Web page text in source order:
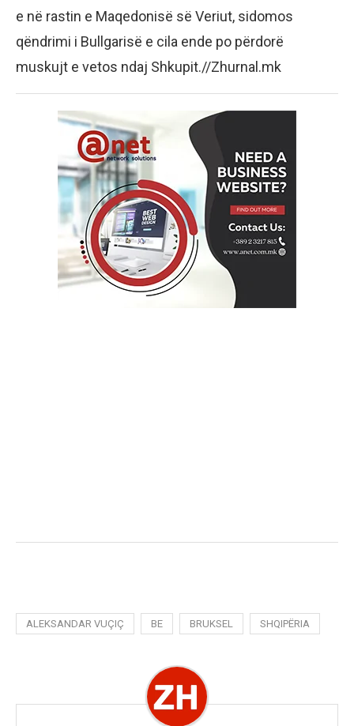
e në rastin e Maqedonisë së Veriut, sidomos
qëndrimi i Bullgarisë e cila ende po përdorë
muskujt e vetos ndaj Shkupit.//Zhurnal.mk
ALEKSANDAR VUÇIÇ BE BRUKSEL SHQIPËRIA